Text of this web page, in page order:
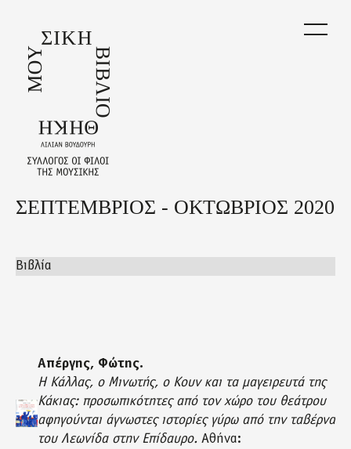
main
content
Back
ΣΕΠΤΕΜΒΡΙΟΣ - ΟΚΤΩΒΡΙΟΣ 2020
Βιβλία
Απέργης, Φώτης.
Η Κάλλας, ο Μινωτής, ο Κουν και τα μαγειρευτά της
Κάκιας: προσωπικότητες από τον χώρο του θεάτρου
αφηγούνται άγνωστες ιστορίες γύρω από την ταβέρνα
του Λεωνίδα στην Επίδαυρο. Αθήνα: